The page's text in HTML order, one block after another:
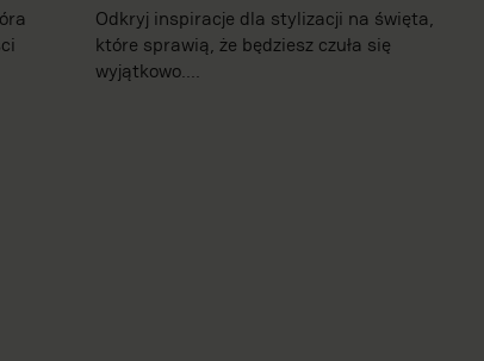
Odkryj inspiracje dla stylizacji na święta,
które sprawią, że będziesz czuła się
wyjątkowo....